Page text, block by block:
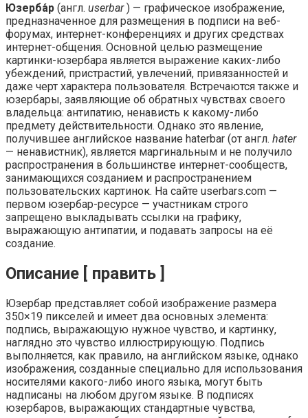
Юзерба́р (англ. userbar) — графическое изображение,
предназначенное для размещения в подписи на веб-
форумах, интернет-конференциях и других средствах
интернет-общения. Основной целью размещение
картинки-юзербара является выражение каких-либо
убеждений, пристрастий, увлечений, привязанностей и
даже черт характера пользователя. Встречаются также и
юзербары, заявляющие об обратных чувствах своего
владельца: антипатию, ненависть к какому-либо
предмету действительности. Однако это явление,
получившее английское название haterbar (от англ. hater
— ненавистник), является маргинальным и не получило
распространения в большинстве интернет-сообществ,
занимающихся созданием и распространением
пользовательских картинок. На сайте userbars.com —
первом юзербар-ресурсе — участникам строго
запрещено выкладывать ссылки на графику,
выражающую антипатии, и подавать запросы на её
создание.
Описание [ править ]
Юзербар представляет собой изображение размера
350×19 пикселей и имеет два основных элемента:
подпись, выражающую нужное чувство, и картинку,
наглядно это чувство иллюстрирующую. Подпись
выполняется, как правило, на английском языке, однако
изображения, созданные специально для использования
носителями какого-либо иного языка, могут быть
надписаны на любом другом языке. В подписях
юзербаров, выражающих стандартные чувства,